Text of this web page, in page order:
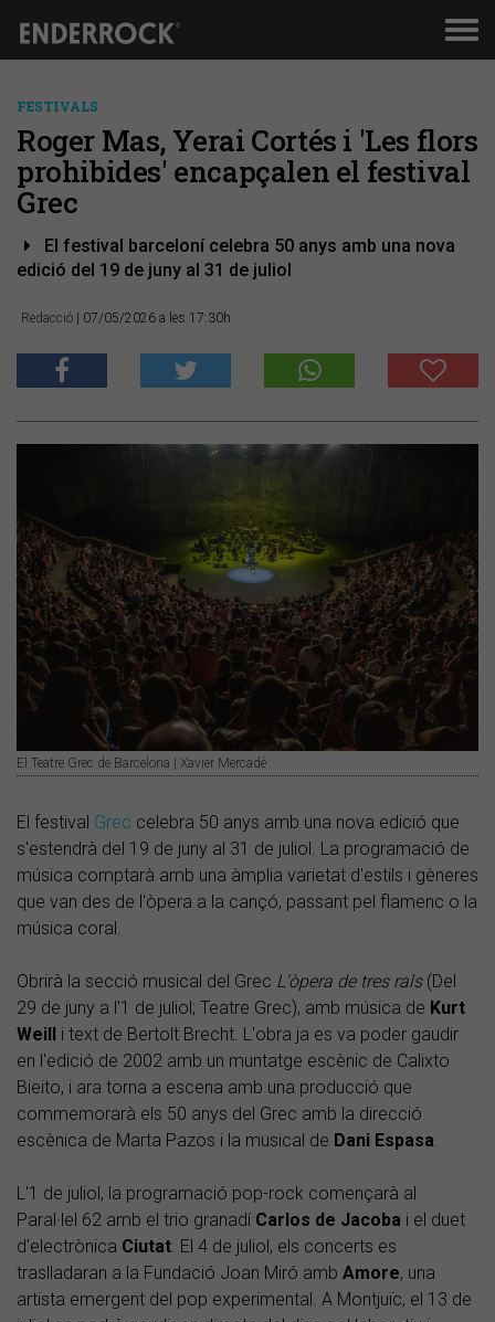
FESTIVALS
Roger Mas, Yerai Cortés i 'Les flors
prohibides' encapçalen el festival
Grec
El festival barceloní celebra 50 anys amb una nova
edició del 19 de juny al 31 de juliol
Redacció | 07/05/2026 a les 17:30h
El Teatre Grec de Barcelona | Xavier Mercadé
El festival Grec celebra 50 anys amb una nova edició que
s'estendrà del 19 de juny al 31 de juliol. La programació de
música comptarà amb una àmplia varietat d'estils i gèneres
que van des de l'òpera a la cançó, passant pel flamenc o la
música coral.
Obrirà la secció musical del Grec L'òpera de tres rals(Del
29 de juny a l'1 de juliol; Teatre Grec), amb música de Kurt
Weill i text de Bertolt Brecht. L'obra ja es va poder gaudir
en l'edició de 2002 amb un muntatge escènic de Calixto
Bieito, i ara torna a escena amb una producció que
commemorarà els 50 anys del Grec amb la direcció
escènica de Marta Pazos i la musical de Dani Espasa
L'1 de juliol, la programació pop-rock començarà al
Paral·lel 62 amb el trio granadí Carlos de Jacoba i el duet
d'electrònica Ciutat . El 4 de juliol, els concerts es
traslladaran a la Fundació Joan Miró amb Amore, una
artista emergent del pop experimental. A Montjuïc, el 13 de